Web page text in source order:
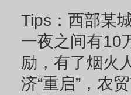
Tips：西部某
一夜之间有10
励，有了烟火
济“重启”，农